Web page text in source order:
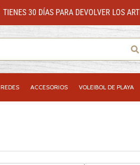
TIENES 30 DÍAS PARA DEVOLVER LOS
Buscar
REDES ACCESORIOS VOLEIBOL DE PLAYA